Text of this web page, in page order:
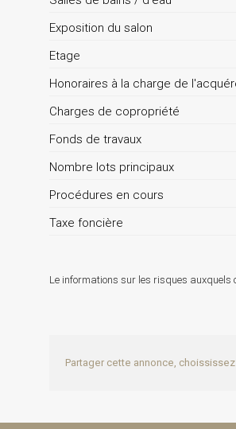
Exposition du salon
Etage
Honoraires à la charge de
Charges de copropriété
Fonds de travaux
Nombre lots principaux
Procédures en cours
Taxe foncière
Le informations sur les risques auxquels
Partager cette annonce,